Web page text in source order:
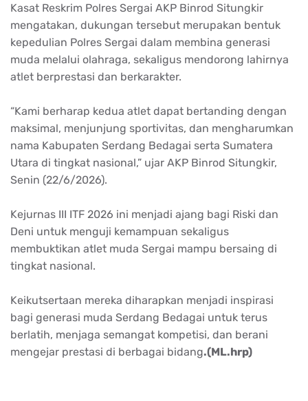
Kasat Reskrim Polres Sergai AKP Binrod Situngkir
mengatakan, dukungan tersebut merupakan bentuk
kepedulian Polres Sergai dalam membina generasi
muda melalui olahraga, sekaligus mendorong lahirnya
atlet berprestasi dan berkarakter.
“Kami berharap kedua atlet dapat bertanding dengan
maksimal, menjunjung sportivitas, dan mengharumkan
nama Kabupaten Serdang Bedagai serta Sumatera
Utara di tingkat nasional,” ujar AKP Binrod Situngkir,
Senin (22/6/2026).
Kejurnas III ITF 2026 ini menjadi ajang bagi Riski dan
Deni untuk menguji kemampuan sekaligus
membuktikan atlet muda Sergai mampu bersaing di
tingkat nasional.
Keikutsertaan mereka diharapkan menjadi inspirasi
bagi generasi muda Serdang Bedagai untuk terus
berlatih, menjaga semangat kompetisi, dan berani
mengejar prestasi di berbagai bidang.(ML.hrp)